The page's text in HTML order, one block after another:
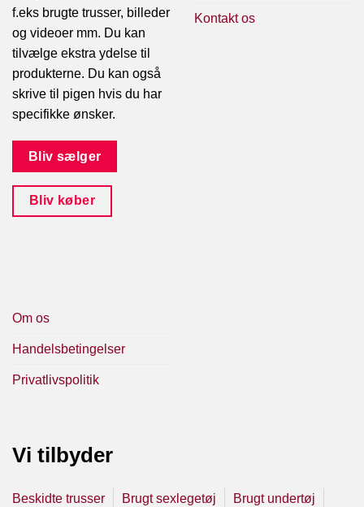
f.eks brugte trusser, billeder
og videoer mm. Du kan
tilvælge ekstra ydelse til
produkterne. Du kan også
skrive til pigen hvis du har
specifikke ønsker.
Bliv sælger
Bliv køber
Kontakt os
Om os
Handelsbetingelser
Privatlivspolitik
Vi tilbyder
Beskidte trusser Brugt sexlegetøj Brugt undertøj